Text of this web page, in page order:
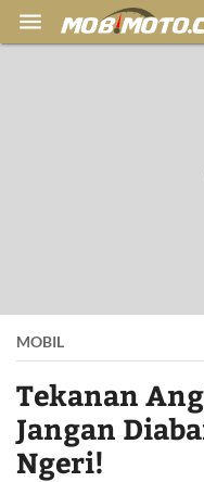

MOBIL
Tekanan
Jangan
Ngeri!